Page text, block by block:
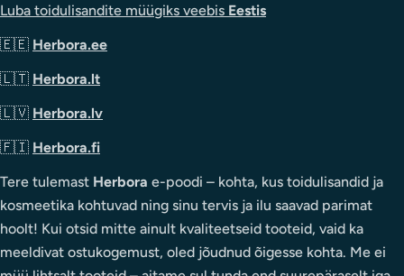
Luba toidulisandite müügiks veebis Eestis
🇪🇪 Herbora.ee
🇱🇹 Herbora.lt
🇱🇻 Herbora.lv
🇫🇮 Herbora.fi
Tere tulemast Herbora e-poodi – kohta, kus toidulisandid ja
kosmeetika kohtuvad ning sinu tervis ja ilu saavad parimat
hoolt! Kui otsid mitte ainult kvaliteetseid tooteid, vaid ka
meeldivat ostukogemust, oled jõudnud õigesse kohta. Me ei